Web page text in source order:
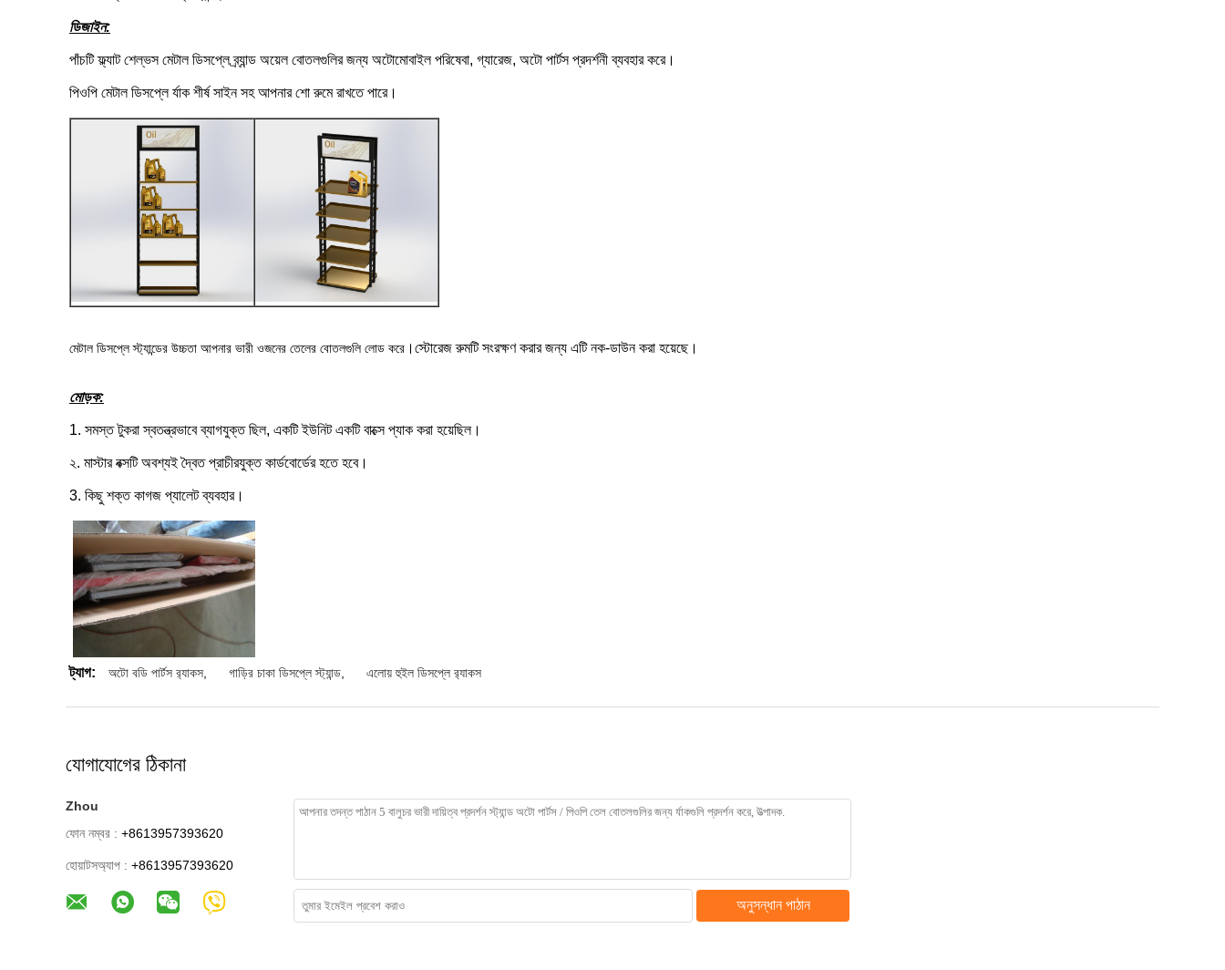
ডিজাইন:
পাঁচটি ফ্ল্যাট শেল্ভস মেটাল ডিসপ্লে ব্র্যান্ড অয়েল বোতলগুলির জন্য অটোমোবাইল পরিষেবা, গ্যারেজ, অটো পার্টস প্রদর্শনী ব্যবহার করে।
পিওপি মেটাল ডিসপ্লে র্যাক শীর্ষ সাইন সহ আপনার শো রুমে রাখতে পারে।
মেটাল ডিসপ্লে স্ট্যান্ডের উচ্চতা আপনার ভারী ওজনের তেলের বোতলগুলি লোড করে ।স্টোরেজ রুমটি সংরক্ষণ করার জন্য এটি নক-ডাউন করা হয়েছে।
মোড়ক:
1. সমস্ত টুকরা স্বতন্ত্রভাবে ব্যাগযুক্ত ছিল, একটি ইউনিট একটি বাক্সে প্যাক করা হয়েছিল।
২. মাস্টার বক্সটি অবশ্যই দ্বৈত প্রাচীরযুক্ত কার্ডবোর্ডের হতে হবে।
3. কিছু শক্ত কাগজ প্যালেট ব্যবহার।
ট্যাগ: অটো বডি পার্টস র‌্যাকস গাড়ির চাকা ডিসপ্লে স্ট্যান্ড এলোয় হুইল ডিসপ্লে র‌্যাকস
যোগাযোগের ঠিকানা
Zhou
ফোন নম্বর : +8613957393620
হোয়াটসঅ্যাপ : +8613957393620
অনুসন্ধান পাঠান